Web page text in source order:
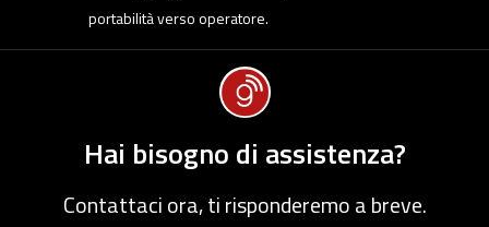
portabilità verso operatore.
Hai bisogno di assistenza?
Contattaci ora, ti risponderemo a breve.